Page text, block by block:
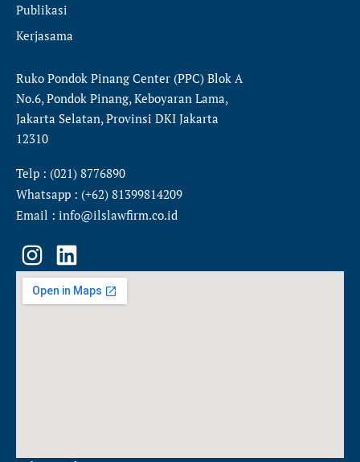
Publikasi
Kerjasama
Ruko Pondok Pinang Center (PPC) Blok A
No.6, Pondok Pinang, Keboyaran Lama,
Jakarta Selatan, Provinsi DKI Jakarta
12310
Telp : (021) 8776890
Whatsapp : (+62) 81399814209
Email : info@ilslawfirm.co.id
I
n
s
L
i
n